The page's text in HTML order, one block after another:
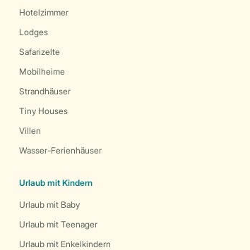
Hotelzimmer
Lodges
Safarizelte
Mobilheime
Strandhäuser
Tiny Houses
Villen
Wasser-Ferienhäuser
Urlaub mit Kindern
Urlaub mit Baby
Urlaub mit Teenager
Urlaub mit Enkelkindern